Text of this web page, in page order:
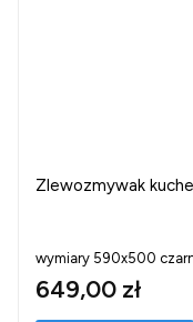
Zlewozmywak
wymiary 590x500
649,00 zł